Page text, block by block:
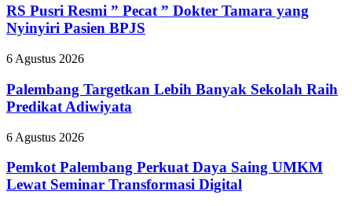
Kilang
Plaju
Tanamkan
Budaya
HSSE
Melalui
Safety
Campaign
Resmi
”
Pecat
Dokter
yang
Nyinyiri
BPJS
RS Pusri Resmi ” Pecat ” Dokter Tamara yang
Nyinyiri Pasien BPJS
Palembang
Lebih
Banyak
Sekolah
Predikat
6 Agustus 2026
Palembang Targetkan Lebih Banyak Sekolah Raih
Predikat Adiwiyata
Pemkot
Perkuat
Daya
Saing
6 Agustus 2026
Pemkot Palembang Perkuat Daya Saing UMKM
Lewat Seminar Transformasi Digital